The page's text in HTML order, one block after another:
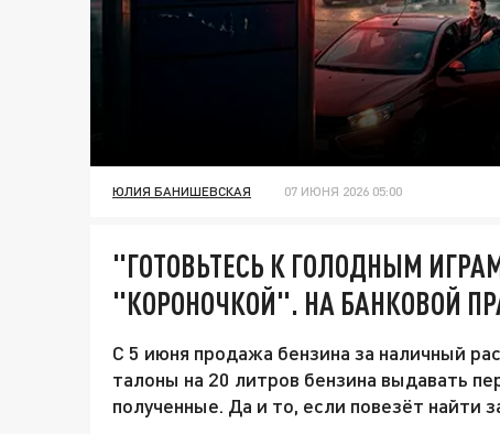
ЮЛИЯ БАНИШЕВСКАЯ 07 ИЮНЯ 2026 05:00
"ГОТОВЬТЕСЬ К ГОЛОДНЫМ
"КОРОНОЧКОЙ". НА БАНКОВОЙ
С 5 июня продажа бензина за наличный
талоны на 20 литров бензина выдавать
полученные. Да и то, если повезёт найти